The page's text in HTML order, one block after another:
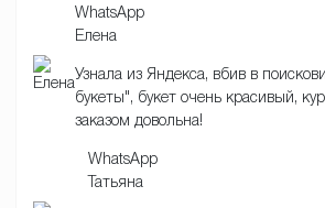
WhatsApp
Елена
Узнала из Яндекса, вбив в
букеты", букет очень красивый,
заказом довольна!
WhatsApp
Татьяна